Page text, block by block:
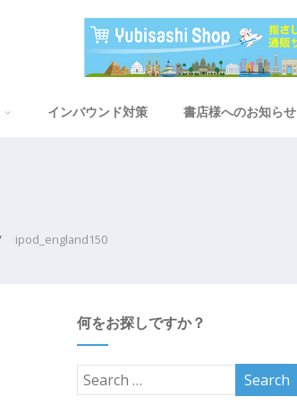
インバウンド対策 書店様へのお知らせ
ipod_england150
何をお探しですか？